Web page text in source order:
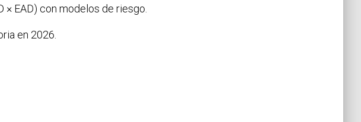
× EAD) con modelos de riesgo.
en 2026.